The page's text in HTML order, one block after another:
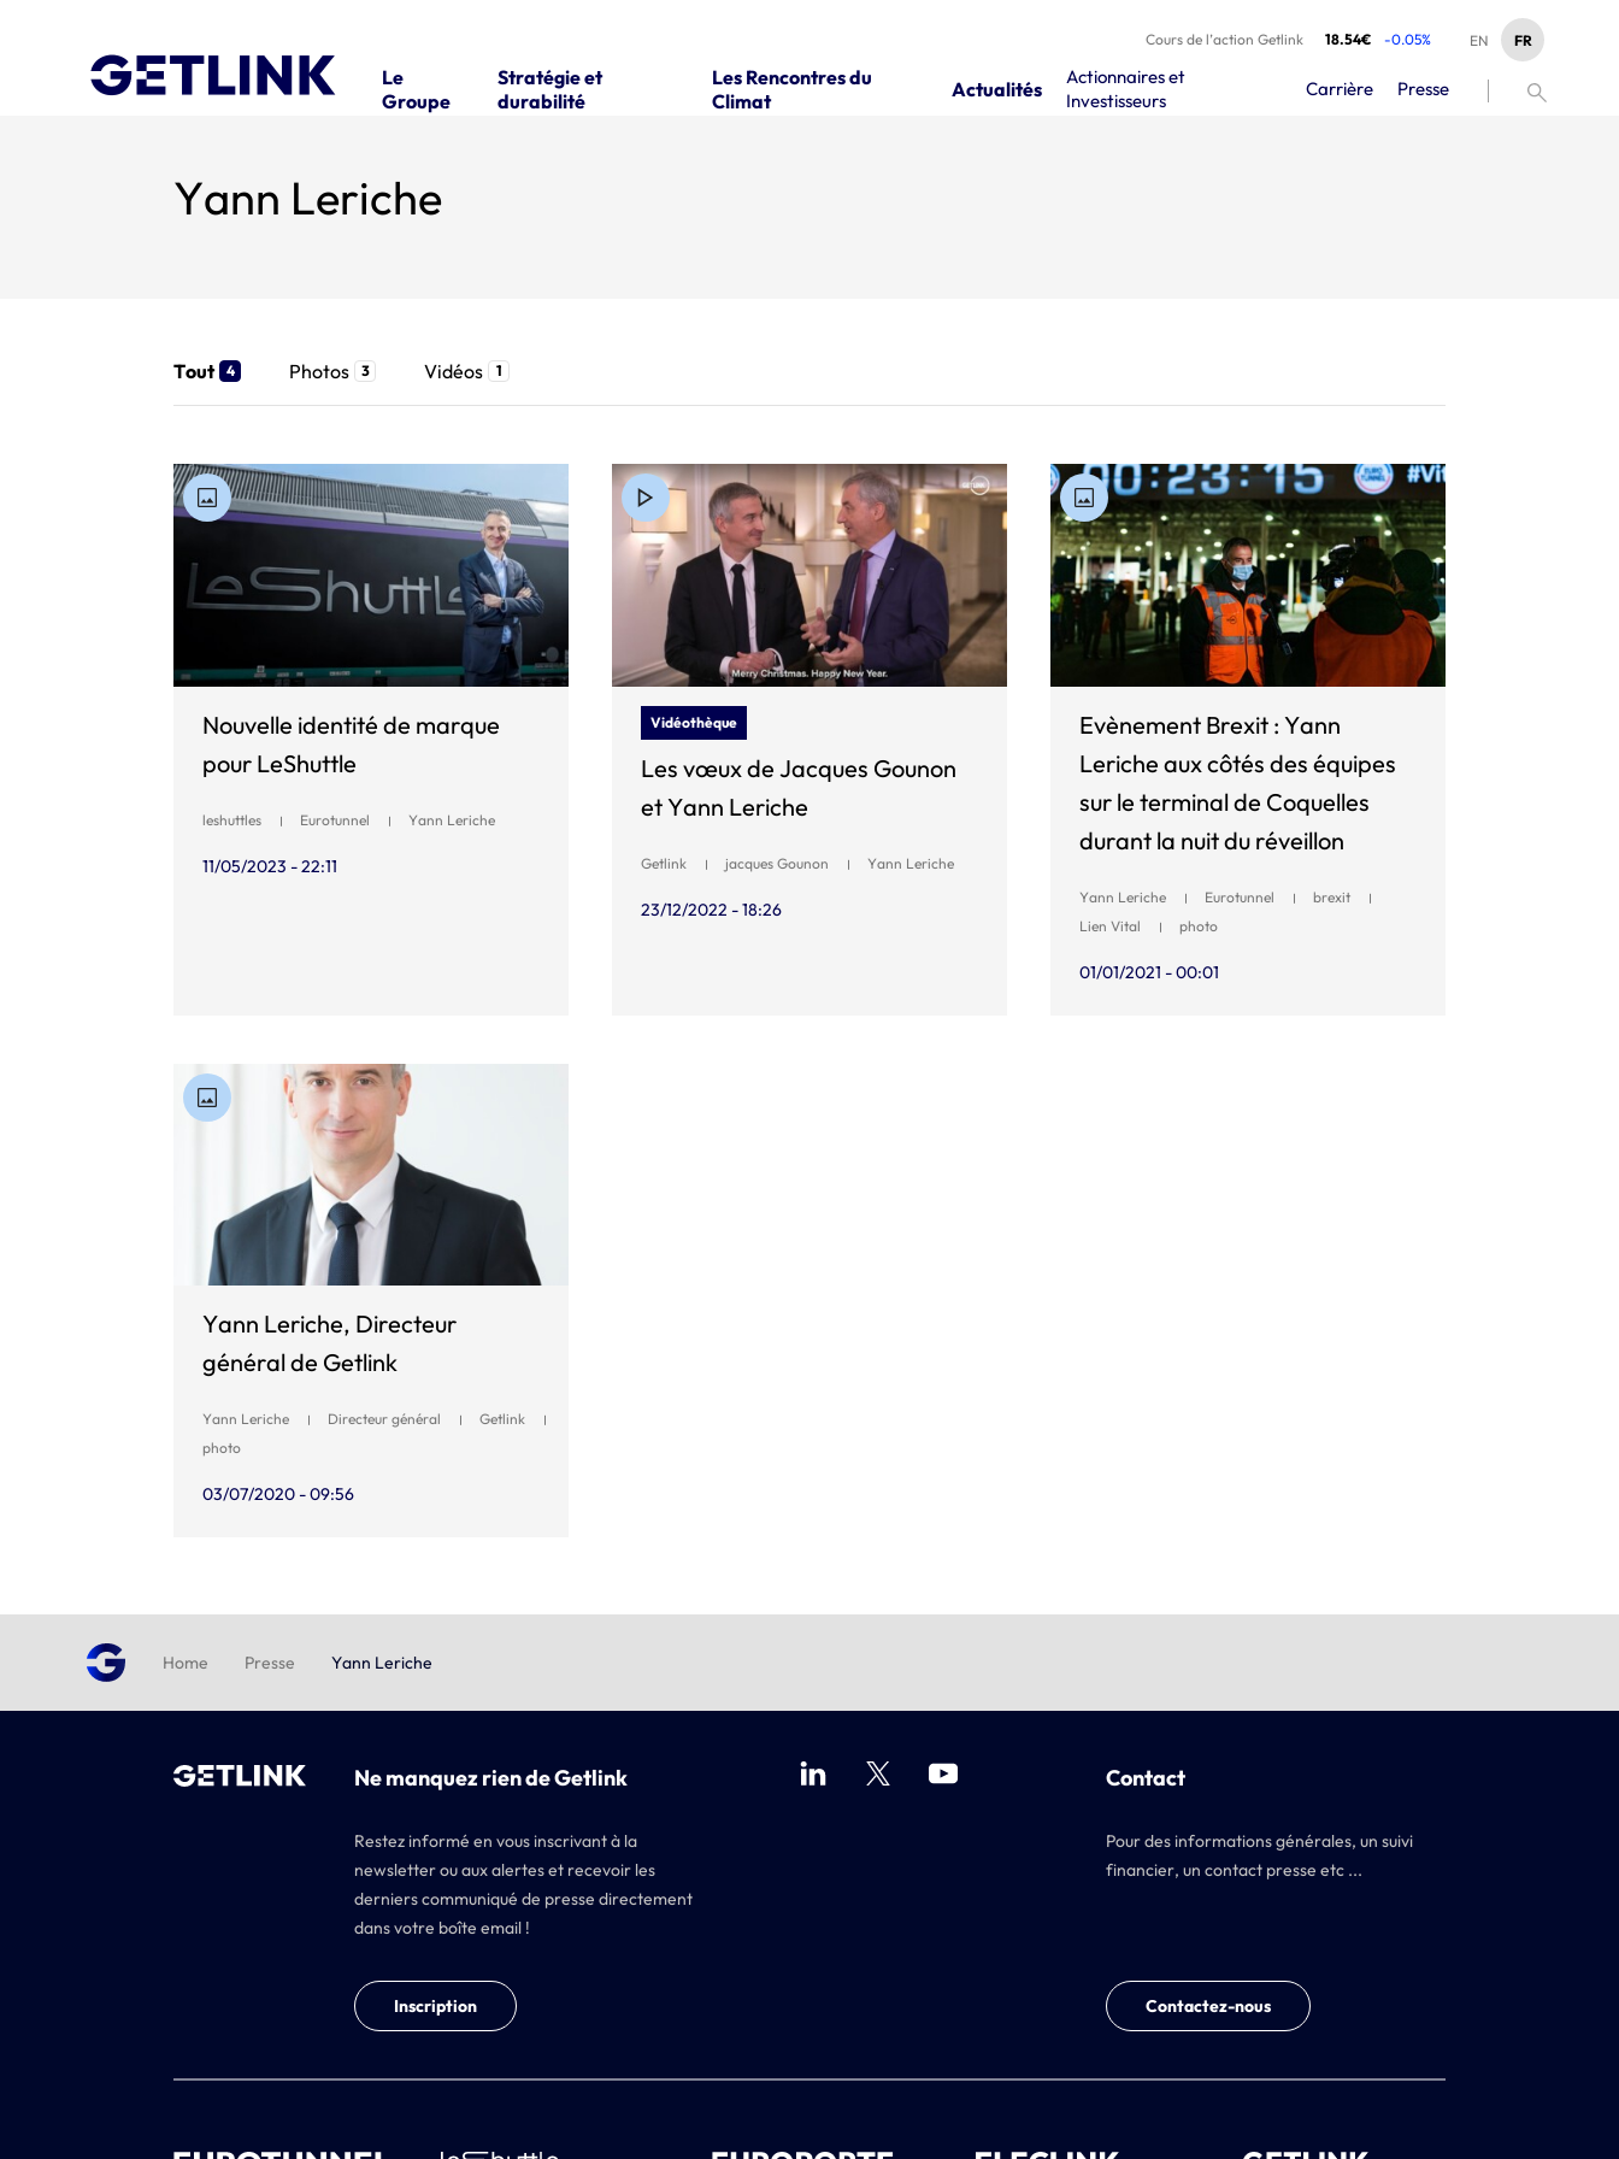
Cours de l’action Getlink 18.54€ -0.05% FR
EN
Le
Groupe
Stratégie et
durabilité
Les Rencontres du
Climat
Actualités
Actionnaires et
Investisseurs
Carrière Presse
Yann Leriche
Tout 4 Photos 3 Vidéos 1
Nouvelle identité de marque
pour LeShuttle
leshuttles Eurotunnel Yann Leriche
11/05/2023 - 22:11
Vidéothèque
Les vœux de Jacques Gounon
et Yann Leriche
Getlink jacques Gounon Yann Leriche
23/12/2022 - 18:26
Evènement Brexit : Yann
Leriche aux côtés des équipes
sur le terminal de Coquelles
durant la nuit du réveillon
Yann Leriche Eurotunnel
brexit
Lien Vital
photo
01/01/2021 - 00:01
Yann Leriche, Directeur
général de Getlink
Yann Leriche Directeur général
Getlink
photo
03/07/2020 - 09:56
Home Presse Yann Leriche
Ne manquez rien de Getlink
Restez informé en vous inscrivant à la
newsletter ou aux alertes et recevoir les
derniers communiqué de presse directement
dans votre boîte email !
Inscription
Contact
Pour des informations générales, un suivi
financier, un contact presse etc ...
Contactez-nous